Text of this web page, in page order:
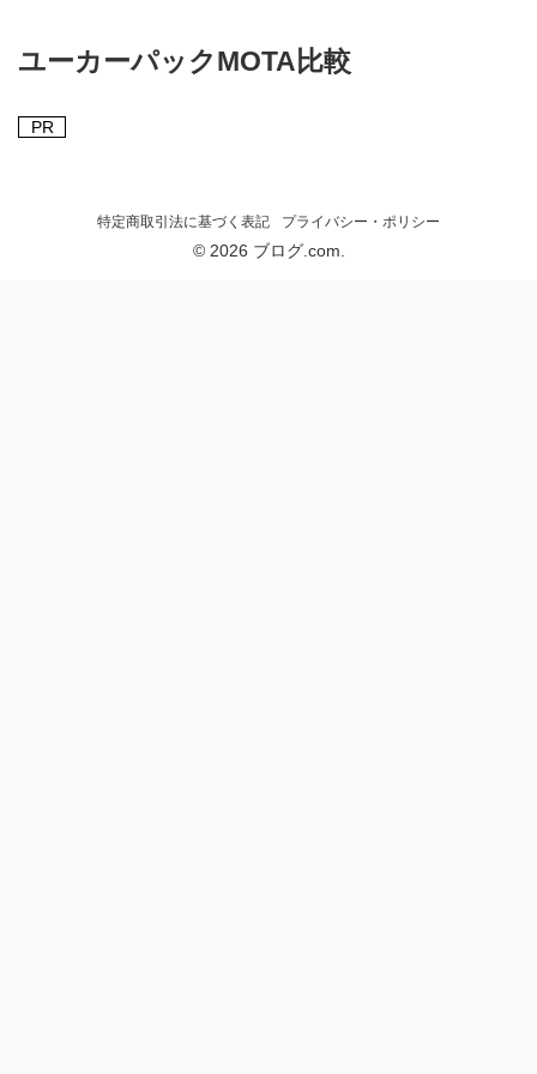
ユーカーパックMOTA比較
PR
特定商取引法に基づく表記 プライバシー・ポリシー
© 2026 ブログ.com.